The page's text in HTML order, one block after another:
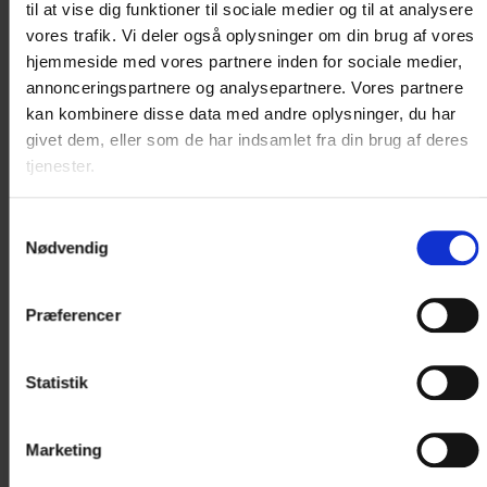
til at vise dig funktioner til sociale medier og til at analysere
vores trafik. Vi deler også oplysninger om din brug af vores
hjemmeside med vores partnere inden for sociale medier,
annonceringspartnere og analysepartnere. Vores partnere
kan kombinere disse data med andre oplysninger, du har
givet dem, eller som de har indsamlet fra din brug af deres
tjenester.
Nødvendig
Præferencer
Statistik
Marketing
Pejserevyen 2026 på Hotel Pejsegården
(eftermiddagsforestilling)
Pejserevyen 2026 lover grin, gak og genial musik!